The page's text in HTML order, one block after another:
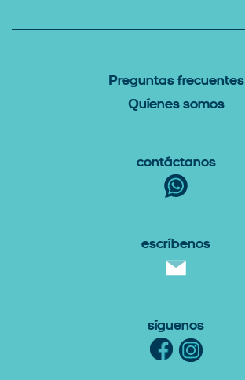
Preguntas Frecuentes
Quíenes somos
Contáctanos
escríbenos
Síguenos